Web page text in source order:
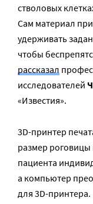
стволовых
Сам материал
удерживать
чтобы
рассказал
исследователей
«Известия».
3D-принтер
размер
пациента
а компьютер
для 3D-принтера.